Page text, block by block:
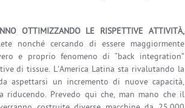
OTTIMIZZANDO LE RISPETTIVE ATTIVITÀ,
nonché cercando di essere maggiormente
e proprio fenomeno di “back integration”
di tissue. L'America Latina sta rivalutando la
aspettarsi un incremento di nuove capacità,
Prevedo qui che, man mano che il